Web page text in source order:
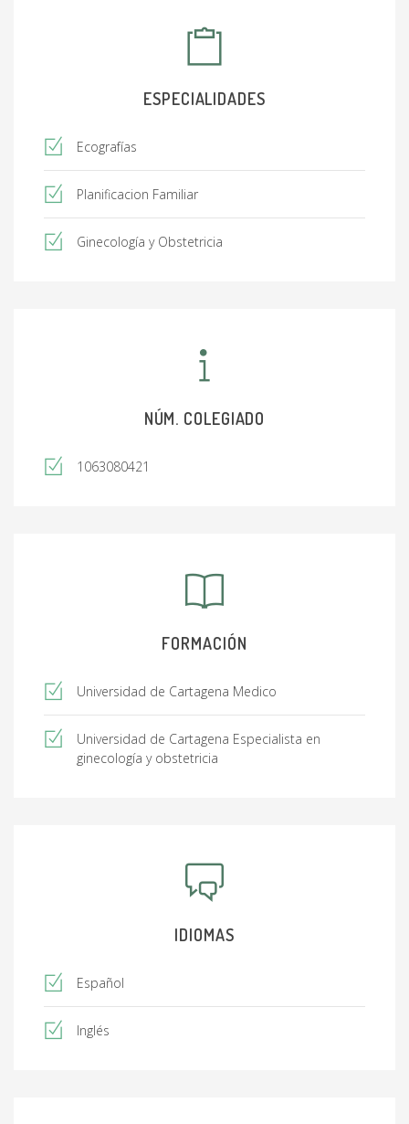
ESPECIALIDADES
Ecografías
Planificacion Familiar
Ginecología y Obstetricia
NÚM. COLEGIADO
1063080421
FORMACIÓN
Universidad de Cartagena Medico
Universidad de Cartagena Especialista en
ginecología y obstetricia
IDIOMAS
Español
Inglés